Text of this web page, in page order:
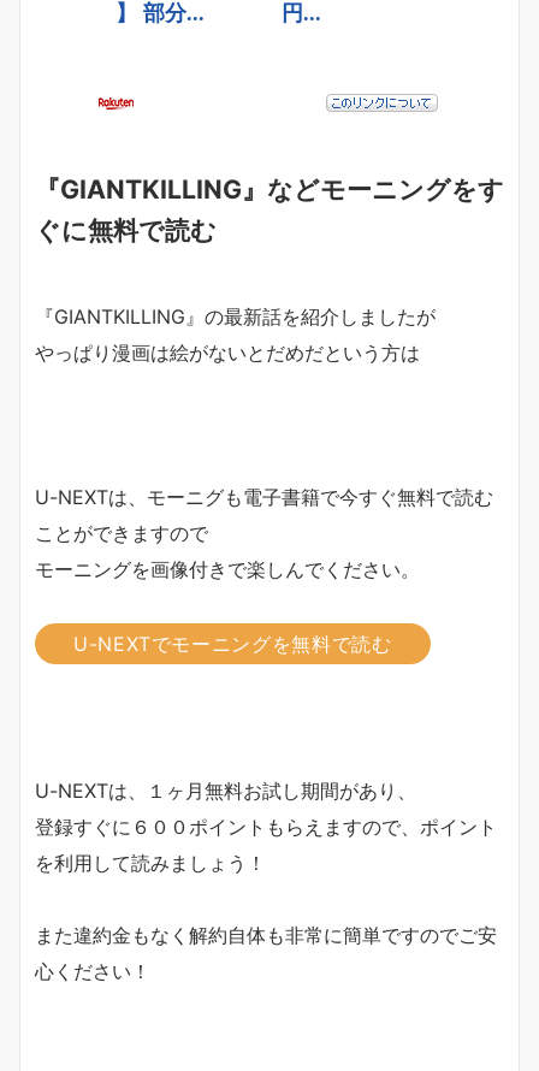
『GIANTKILLING』などモーニングをす
ぐに無料で読む
『GIANTKILLING』の最新話を紹介しましたが
やっぱり漫画は絵がないとだめだという方は
U-NEXTは、モーニグも電子書籍で今すぐ無料で読む
ことができますので
モーニングを画像付きで楽しんでください。
U-NEXTでモーニングを無料で読む
U-NEXTは、１ヶ月無料お試し期間があり、
登録すぐに６００ポイントもらえますので、ポイント
を利用して読みましょう！
また違約金もなく解約自体も非常に簡単ですのでご安
心ください！